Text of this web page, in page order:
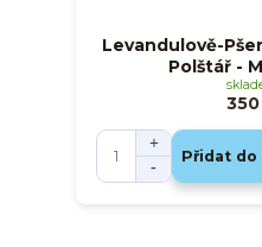
Levandulově-
Polštář -
350
Přidat do